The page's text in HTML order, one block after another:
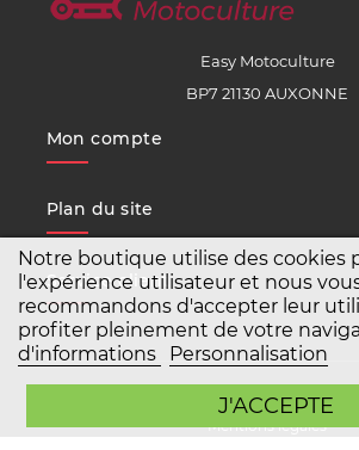
Notre boutique utilise des cookies
l'expérience utilisateur et nous
recommandons d'accepter leur
profiter pleinement de votre
d'informations
Personnalisation
J'ACCEPTE
Easy Motoculture
BP7 21130 AUXONNE
Mon compte
Plan du site
Service client
Copyright Easy Motoculture
Mentions légales